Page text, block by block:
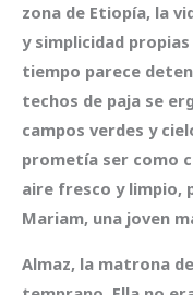
zona de Etiopía, la
y simplicidad
tiempo parece
techos de paja se
campos verdes y
prometía ser como
aire fresco y limpio,
Mariam, una joven
Almaz, la matrona